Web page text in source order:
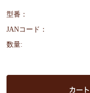
型番：
JANコード：
数量: